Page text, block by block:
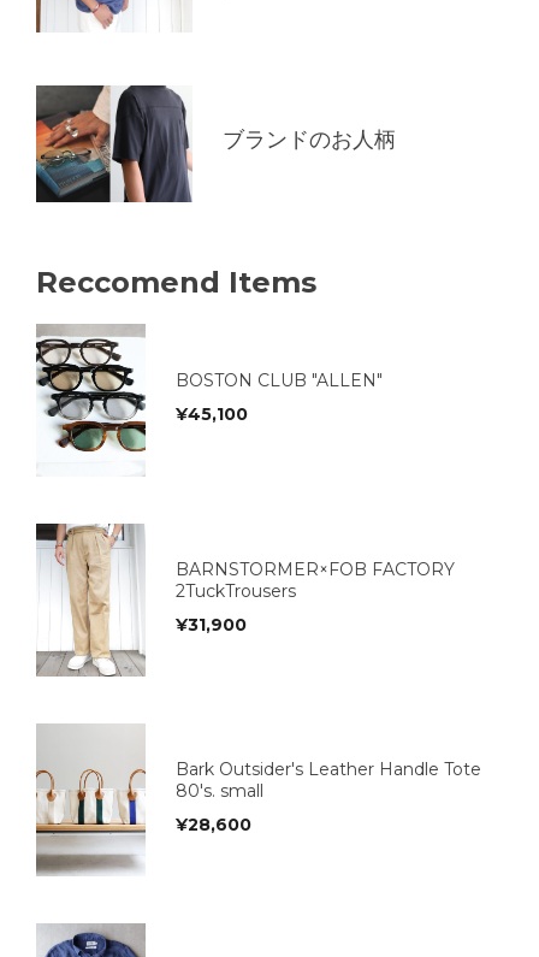
ブランドのお人柄
Reccomend Items
BOSTON CLUB "ALLEN"
¥45,100
BARNSTORMER×FOB FACTORY
2TuckTrousers
¥31,900
Bark Outsider's Leather Handle Tote
80's. small
¥28,600